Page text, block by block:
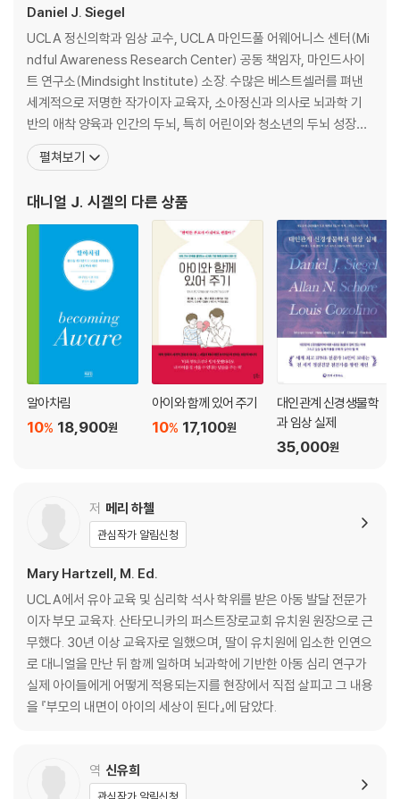
느낀다 | 양 버즘나무를 건너다 | 정서적 관계를 맺으면 소통의 문이 열린
다 | 통합적인 의사소통 이 유대감을 키운다
부모라면 알아야 할 우리 아이 뇌과학
4장 · 어떻게 소통하는가? : 유대감
언어적 신호와 비언어적 신호를 일치시켜야 한다 | 마음을 열어야 의사소
부모라면 알아야 할 우리 아이 뇌과학
5장 · 어떻게 애착을 형성하는가? : 관계
애착이 발달을 결정한다 | 일관적으로 반응할 때 안정 애착이 생긴다 | 무
반응은 회피형과 양가형 애착을 만든다 | 두려울 때 혼란형 애착이 형성된
다 | 애착 유형에 따라 의사소통 패턴이 다르다 | 관계가 변하면 애착도 변
부모라면 알아야 할 우리 아이 뇌과학
부모라면 자신의 삶을 이해해야 한다 | 성인 애착 유형에 따라 자녀가 다른
해 나아가야 한다
부모라면 알아야 할 우리 아이 뇌과학
7장 · 어떻게 평정심을 유지하고, 어떻게 무너지는가? : 높은 길과 낮은 길
낮은 길로 들어서면 벗어나야 한다 | 해결되지 않은 문제가 있으면 낮은 길
에 갇힌다 | 자신을 돌아보면 탈출구가 보인다 | 상호작용을 반복하며 문제
를 해결해야 한다 | 문제에 맞서 극복해야 한다
부모라면 알아야 할 우리 아이 뇌과학
8장 · 어떻게 끊어지고, 어떻게 다시 연결되는가? : 균열과 복구
가벼운 균열은 빈번하게 발생한다 | 모호한 한계 설정은 균열을 만든다 |
파괴적 균열이 일어나면 반드시 복구해야 한다 | 수치스러운 경험이 방어
Daniel J. Siegel
UCLA 정신의학과 임상 교수, UCLA 마인드풀 어웨어니스 센터(Mi
ndful Awareness Research Center) 공동 책임자, 마인드사이
트 연구소(Mindsight Institute) 소장. 수많은 베스트셀러를 펴낸
세계적으로 저명한 작가이자 교육자, 소아정신과 의사로 뇌과학 기
반의 애착 양육과 인간의 두뇌, 특히 어린이와 청소년의 두뇌 성장과
심리 및 행동 기제를 집중적으로 연구한다. 부모, 교육가뿐 아니라 정
신 건강 전문가, 신경과학자, 기업가, 정치가에 이르기까지 다양한 분
하고 있다.
펼쳐보기
대니얼 J. 시겔의 다른 상품
알아차림
18,900원
10%
아이와 함께 있어 주기
17,100원
10%
대인관계 신경생물학
과 임상 실제
35,000원
저 메리 하첼
관심작가 알림신청
Mary Hartzell, M. Ed.
UCLA에서 유아 교육 및 심리학 석사 학위를 받은 아동 발달 전문가
이자 부모 교육자. 산타모니카의 퍼스트장로교회 유치원 원장으로 근
무했다. 30년 이상 교육자로 일했으며, 딸이 유치원에 입소한 인연으
로 대니얼을 만난 뒤 함께 일하며 뇌과학에 기반한 아동 심리 연구가
실제 아이들에게 어떻게 적용되는지를 현장에서 직접 살피고 그 내용
을 『부모의 내면이 아이의 세상이 된다』에 담았다.
역 신유희